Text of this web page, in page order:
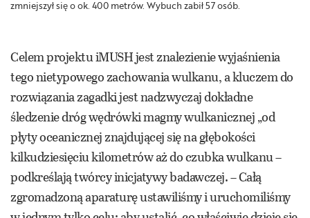
zmniejszył się o ok. 400 metrów. Wybuch zabił 57 osób.
Celem projektu iMUSH jest znalezienie wyjaśnienia
tego nietypowego zachowania wulkanu, a kluczem do
rozwiązania zagadki jest nadzwyczaj dokładne
śledzenie dróg wędrówki magmy wulkanicznej „od
płyty oceanicznej znajdującej się na głębokości
kilkudziesięciu kilometrów aż do czubka wulkanu –
podkreślają twórcy inicjatywy badawczej. – Całą
zgromadzoną aparaturę ustawiliśmy i uruchomiliśmy